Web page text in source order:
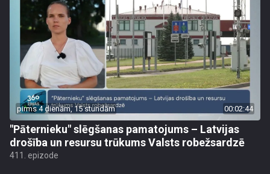
pirms 4 dienām, 15 stundām 00:02:44
"Pāternieku" slēgšanas pamatojums – Latvijas
drošība un resursu trūkums Valsts robežsardzē
411. epizode